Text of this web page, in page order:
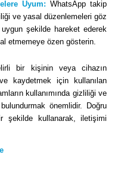
Uyum: WhatsApp takip
ve yasal düzenlemeleri göz
şekilde hareket ederek
etmemeye özen gösterin.
bir kişinin veya cihazın
kaydetmek için kullanılan
kullanımında gizliliği ve
önemlidir. Doğru
şekilde kullanarak, iletişimi